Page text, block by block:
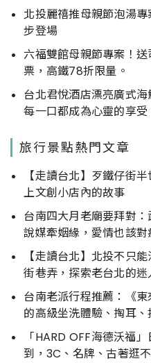
北投麗禧推母親節泡湯
步登場
六福雙館母親節專案！
票，高鐵78折限量。
台北君悅酒店漂亮廣式
每一口都成為心靈的享受
旅行景點熱門文章
【走讀台北】歹鐵仔街
上文創小店內的故事
台南四大月老廟要拜對
說媒牽姻緣，愛情也該對
【走讀台北】北投不只
街巷弄，探索老台北的迷
台南老派行程推薦：《
的高級坐洗體驗、掏耳、
「HARD OFF海德沃福
到，3C、名牌、古著逛